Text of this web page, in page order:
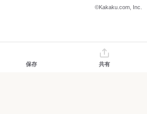
©Kakaku.com, Inc.
保存 共有